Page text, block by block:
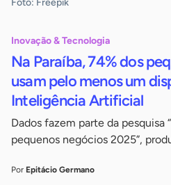
Foto: Freepik
Inovação & Tecnologia
Na Paraíba, 74% dos
usam pelo menos um
Inteligência Artificial
Dados fazem parte da pesquisa
pequenos negócios 2025”,
Por Epitácio Germano